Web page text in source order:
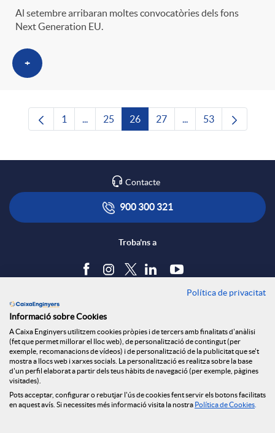
Al setembre arribaran moltes convocatòries dels fons
Next Generation EU.
+
Pàgina
1 ...Pàgines intermèdies Utilitzeu TAB per
Pàgina
25 Pàgina
26 Pàgina
27 ...Pàgines intermèdies
Pàgina
53
Contacte
900 300 321
Troba'ns a
Política de cookies
Avís legal
Seguretat Online
Canal denúncies
Política de privacitat
Informació sobre Cookies
A Caixa Enginyers utilitzem cookies pròpies i de tercers amb finalitats d'anàlisi
(fet que permet millorar el lloc web), de personalització de contingut (per
exemple, recomanacions de vídeos) i de personalització de la publicitat que se't
mostra a llocs web i xarxes socials. La personalització es realitza sobre la base
d'un perfil elaborat a partir dels teus hàbits de navegació (per exemple, pàgines
visitades).
Pots acceptar, configurar o rebutjar l'ús de cookies fent servir els botons facilitats
en aquest avís. Si necessites més informació visita la nostra Política de Cookies